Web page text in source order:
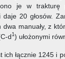
je w trakturę
20 głosów.
manuały, z
d1) ułożonymi
łącznie 1245 i